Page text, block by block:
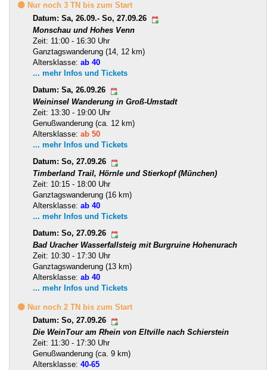
🟡 Nur noch 3 TN bis zum Start
Datum: Sa, 26.09.- So, 27.09.26
Monschau und Hohes Venn
Zeit: 11:00 - 16:30 Uhr
Ganztagswanderung (14, 12 km)
Altersklasse: ab 40
... mehr Infos und Tickets
Datum: Sa, 26.09.26
Weininsel Wanderung in Groß-Umstadt
Zeit: 13:30 - 19:00 Uhr
Genußwanderung (ca. 12 km)
Altersklasse: ab 50
... mehr Infos und Tickets
Datum: So, 27.09.26
Timberland Trail, Hörnle und Stierkopf (München)
Zeit: 10:15 - 18:00 Uhr
Ganztagswanderung (16 km)
Altersklasse: ab 40
... mehr Infos und Tickets
Datum: So, 27.09.26
Bad Uracher Wasserfallsteig mit Burgruine Hohenurach
Zeit: 10:30 - 17:30 Uhr
Ganztagswanderung (13 km)
Altersklasse: ab 40
... mehr Infos und Tickets
🟡 Nur noch 2 TN bis zum Start
Datum: So, 27.09.26
Die WeinTour am Rhein von Eltville nach Schierstein
Zeit: 11:30 - 17:30 Uhr
Genußwanderung (ca. 9 km)
Altersklasse: 40-65